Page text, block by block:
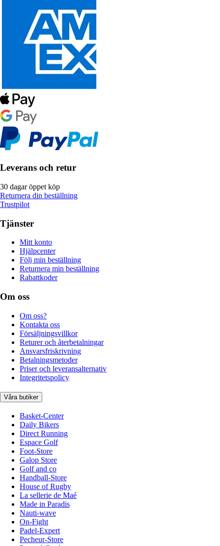
Leverans och retur
30 dagar öppet köp
Returnera din beställning
Trustpilot
Tjänster
Mitt konto
Hjälpcenter
Följ min beställning
Returnera min beställning
Rabattkoder
Om oss
Om oss?
Kontakta oss
Försäljningsvillkor
Returer och återbetalningar
Ansvarsfriskrivning
Betalningsmetoder
Priser och leveransalternativ
Integritetspolicy
Våra butiker
Basket-Center
Daily Bikers
Direct Running
Espace Golf
Foot-Store
Galop Store
Golf and co
Handball-Store
House of Rugby
La sellerie de Maé
Made in Paradis
Nauti-wave
On-Fight
Padel-Expert
Pecheur-Store